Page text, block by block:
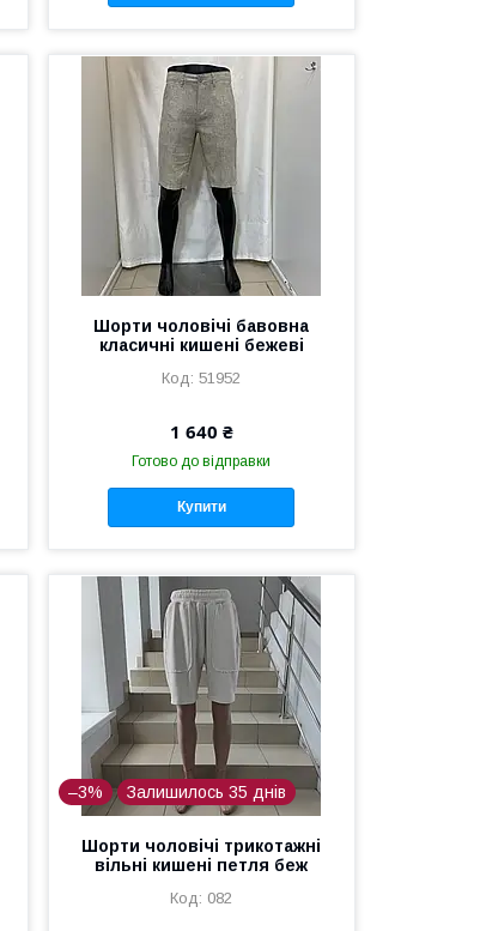
Шорти чоловічі бавовна
класичні кишені бежеві
51952
1 640 ₴
Готово до відправки
Купити
–3% Залишилось 35 днів
Шорти чоловічі трикотажні
вільні кишені петля беж
082